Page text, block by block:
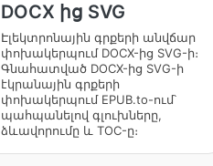
DOCX ից SVG
Էլեկտրոնային գրքերի անվճար
փոխակերպում DOCX-ից SVG-ի։
Գնահատված DOCX-ից SVG-ի
էկրանային գրքերի
փոխակերպում EPUB.to-ում՝
պահպանելով գլուխները,
ձևավորումը և TOC-ը։